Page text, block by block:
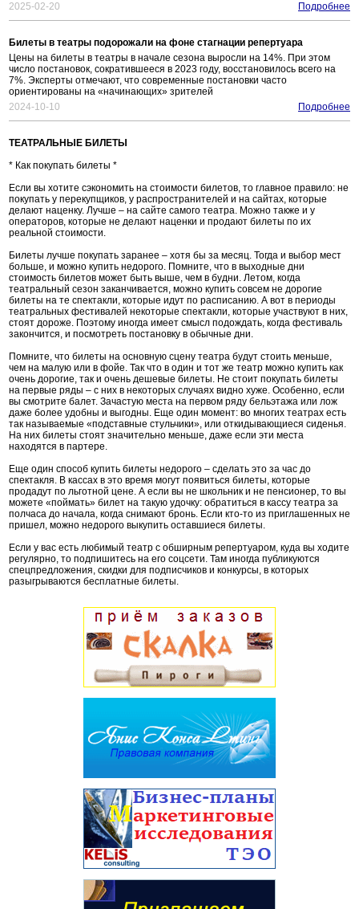
2025-02-20
Подробнее
Билеты в театры подорожали на фоне стагнации репертуара
Цены на билеты в театры в начале сезона выросли на 14%. При этом
число постановок, сократившееся в 2023 году, восстановилось всего на
7%. Эксперты отмечают, что современные постановки часто
ориентированы на «начинающих» зрителей
2024-10-10
Подробнее
ТЕАТРАЛЬНЫЕ БИЛЕТЫ
* Как покупать билеты *
Если вы хотите сэкономить на стоимости билетов, то главное правило: не
покупать у перекупщиков, у распространителей и на сайтах, которые
делают наценку. Лучше – на сайте самого театра. Можно также и у
операторов, которые не делают наценки и продают билеты по их
реальной стоимости.
Билеты лучше покупать заранее – хотя бы за месяц. Тогда и выбор мест
больше, и можно купить недорого. Помните, что в выходные дни
стоимость билетов может быть выше, чем в будни. Летом, когда
театральный сезон заканчивается, можно купить совсем не дорогие
билеты на те спектакли, которые идут по расписанию. А вот в периоды
театральных фестивалей некоторые спектакли, которые участвуют в них,
стоят дороже. Поэтому иногда имеет смысл подождать, когда фестиваль
закончится, и посмотреть постановку в обычные дни.
Помните, что билеты на основную сцену театра будут стоить меньше,
чем на малую или в фойе. Так что в один и тот же театр можно купить как
очень дорогие, так и очень дешевые билеты. Не стоит покупать билеты
на первые ряды – с них в некоторых случаях видно хуже. Особенно, если
вы смотрите балет. Зачастую места на первом ряду бельэтажа или лож
даже более удобны и выгодны. Еще один момент: во многих театрах есть
так называемые «подставные стульчики», или откидывающиеся сиденья.
На них билеты стоят значительно меньше, даже если эти места
находятся в партере.
Еще один способ купить билеты недорого – сделать это за час до
спектакля. В кассах в это время могут появиться билеты, которые
продадут по льготной цене. А если вы не школьник и не пенсионер, то вы
можете «поймать» билет на такую удочку: обратиться в кассу театра за
полчаса до начала, когда снимают бронь. Если кто-то из приглашенных не
пришел, можно недорого выкупить оставшиеся билеты.
Если у вас есть любимый театр с обширным репертуаром, куда вы ходите
регулярно, то подпишитесь на его соцсети. Там иногда публикуются
спецпредложения, скидки для подписчиков и конкурсы, в которых
разыгрываются бесплатные билеты.